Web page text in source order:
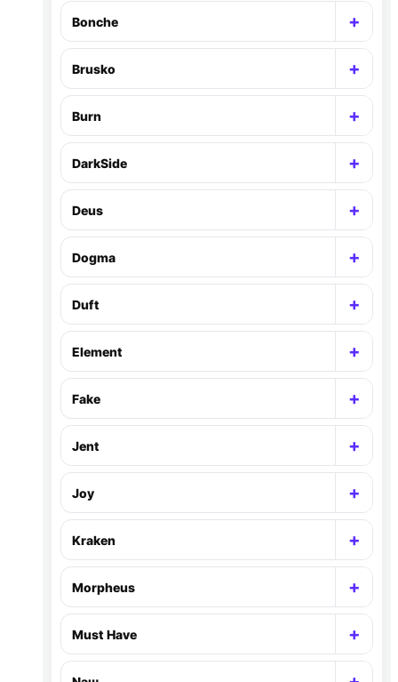
Bonche +
Brusko +
Burn +
DarkSide +
Deus +
Dogma +
Duft +
Element +
Fake +
Jent +
Joy +
Kraken +
Morpheus +
Must Have +